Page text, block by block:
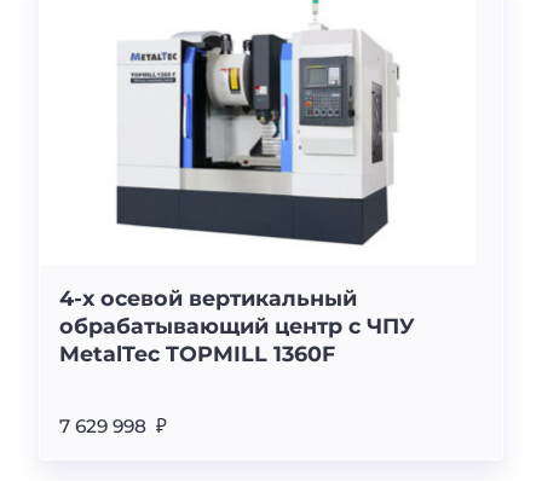
4-х осевой вертикальный
обрабатывающий центр с ЧПУ
MetalTec TOPMILL 1360F
7 629 998 ₽